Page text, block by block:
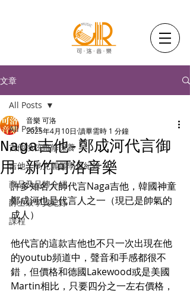
文章
All Posts
吉他換弦維修保養
吉他、烏克麗麗學員紀錄
商品及品牌介紹
爵士鼓學員紀錄
課程
All Posts
Naga吉他-鄭成河代言御
用-新竹可洛音樂
音樂 可洛
2025年4月10日 讀畢需時 1 分鐘
許多知名大師代言Naga吉他，韓國神童
鄭成河也是代言人之一（現已是帥氣的
成人）
他代言的這款吉他也不只一次出現在他
的youtub頻道中，聲音和手感都很不
錯，但價格和德國Lakewood或是美國
Martin相比，只要四分之一左右價格，